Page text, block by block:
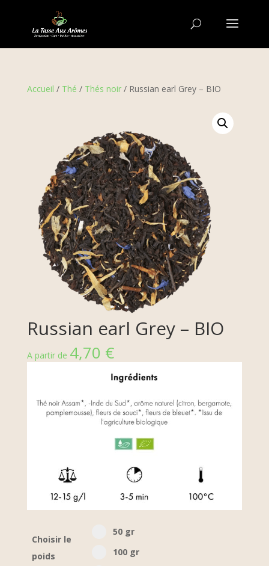
Accueil / Thé / Thés noir/ Russian earl Grey – BIO
Russian earl Grey – BIO
A partir de 4,70 €
Choisir le
poids
Select pa_poid-the
50 gr
50 gr option for pa_poid-the
100 gr
100 gr option for pa_poid-the